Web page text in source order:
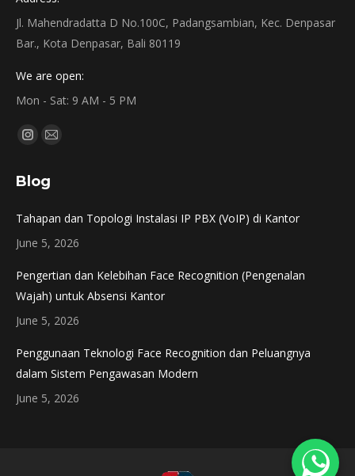
Jl. Mahendradatta D No.100C, Padangsambian, Kec. Denpasar
Bar., Kota Denpasar, Bali 80119
We are open:
Mon - Sat: 9 AM - 5 PM
Find us on:
Instagram
opens
new
window
Mail
new
window
Blog
Tahapan dan Topologi Instalasi IP PBX (VoIP) di Kantor
June 5, 2026
Pengertian dan Kelebihan Face Recognition (Pengenalan
Wajah) untuk Absensi Kantor
June 5, 2026
Penggunaan Teknologi Face Recognition dan Peluangnya
dalam Sistem Pengawasan Modern
June 5, 2026